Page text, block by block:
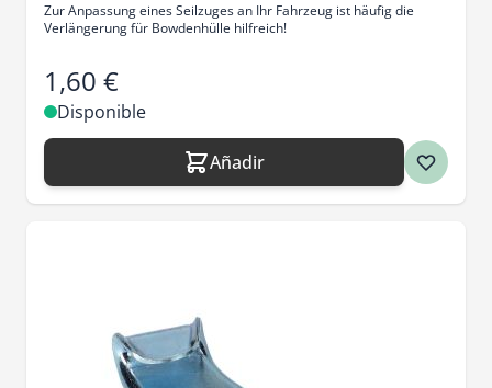
Zur Anpassung eines Seilzuges an Ihr Fahrzeug ist häufig die
Verlängerung für Bowdenhülle hilfreich!
1,60 €
Disponible
Añadir